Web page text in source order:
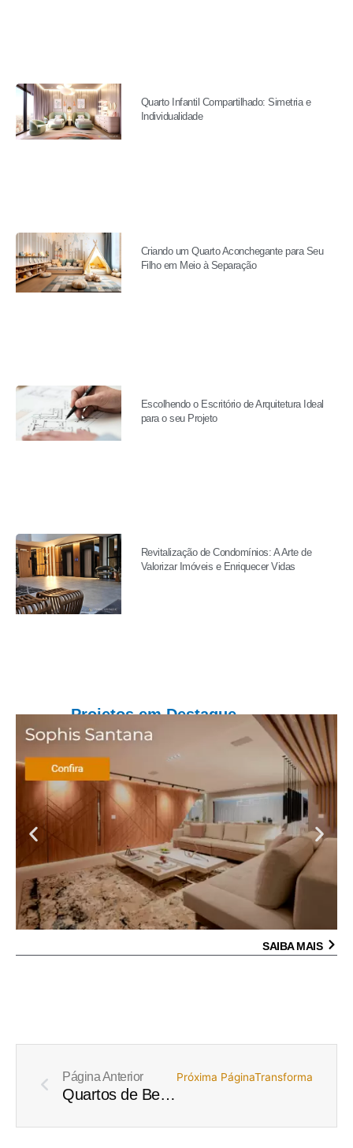
Quarto Infantil Compartilhado: Simetria e
Individualidade
Criando um Quarto Aconchegante para Seu
Filho em Meio à Separação
Escolhendo o Escritório de Arquitetura Ideal
para o seu Projeto
Revitalização de Condomínios: A Arte de
Valorizar Imóveis e Enriquecer Vidas
Projetos em Destaque
SAIBA MAIS
Página Anterior
Quartos de Bebê: Onde Começa o Futuro do Seu Filho
Próxima PáginaTransformando o